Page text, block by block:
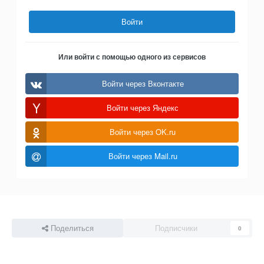
Войти
Или войти с помощью одного из сервисов
Войти через Вконтакте
Войти через Яндекс
Войти через OK.ru
Войти через Mail.ru
Поделиться Подписчики 0